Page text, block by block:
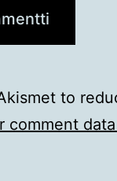
to
comment